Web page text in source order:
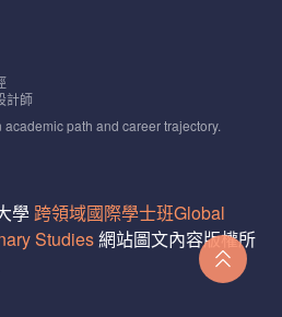
計師
path and career trajectory.
學 跨領域國際學士班Global
Studies網站圖文內容版權所